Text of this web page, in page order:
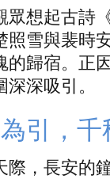
眾想起古詩
照雪與裴時
的歸宿。正
深吸引。
引，千
際，長安的